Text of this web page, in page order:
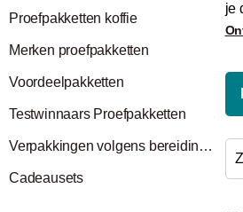
Proefpakketten koffie
Merken proefpakketten
Voordeelpakketten
Testwinnaars Proefpakketten
Verpakkingen volgens bereidingswijze
Cadeausets
je